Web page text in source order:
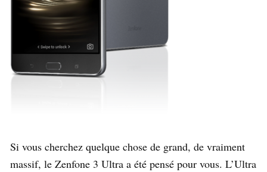
Si vous cherchez quelque chose de grand, de vraiment
massif, le Zenfone 3 Ultra a été pensé pour vous. L’Ultra